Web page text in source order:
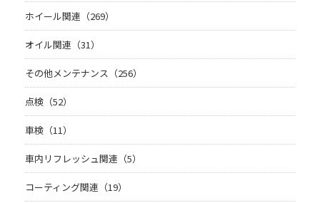
ホイール関連（269）
オイル関連（31）
その他メンテナンス（256）
点検（52）
車検（11）
車内リフレッシュ関連（5）
コーティング関連（19）